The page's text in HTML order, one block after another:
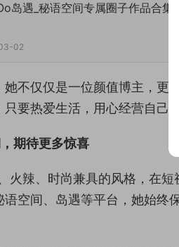
岛遇_秘语空间专属圈子作品合集
02
不仅仅是一位颜值博主，更
只要热爱生活，用心经营自己
期待更多惊喜
火辣、时尚兼具的风格，在
空间、岛遇等平台，她始终